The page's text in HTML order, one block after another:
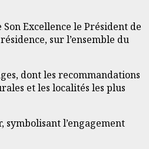
Excellence le Président de
sur l’ensemble du
dont les recommandations
et les localités les plus
symbolisant l’engagement